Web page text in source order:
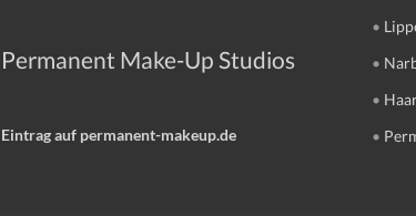
Permanent Make-Up Studios
Eintrag auf permanent-makeup.de
•
•
•
•